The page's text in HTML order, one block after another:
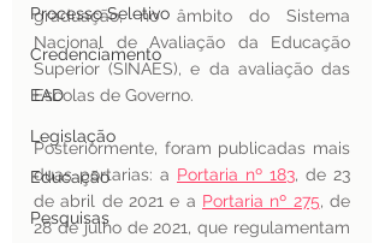
Processo Seletivo
Credenciamento
EAD
Legislação
Educação
Pesquisas
graduação, no âmbito do Sistema
Nacional de Avaliação da Educação
Superior (SINAES), e da avaliação das
Escolas de Governo.
Posteriormente, foram publicadas mais
duas portarias: a Portaria nº 183, de 23
de abril de 2021 e a Portaria nº 275, de
28 de julho de 2021, que regulamentam